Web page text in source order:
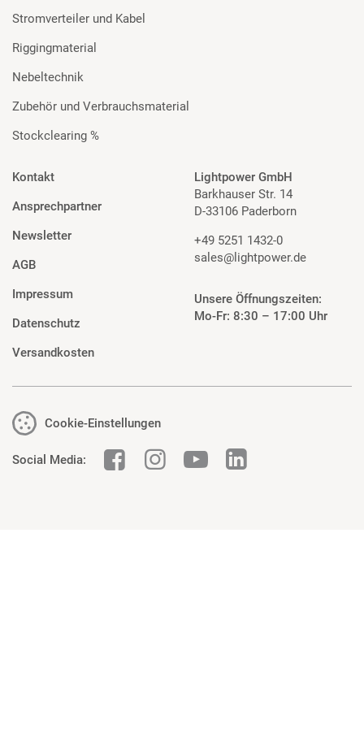
Stromverteiler und Kabel
Riggingmaterial
Nebeltechnik
Zubehör und Verbrauchsmaterial
Stockclearing %
Kontakt
Ansprechpartner
Newsletter
AGB
Impressum
Datenschutz
Versandkosten
Lightpower GmbH
Barkhauser Str. 14
D-33106 Paderborn
+49 5251 1432-0
sales@lightpower.de
Unsere Öffnungszeiten:
Mo-Fr: 8:30 – 17:00 Uhr
Cookie-Einstellungen
Social Media: